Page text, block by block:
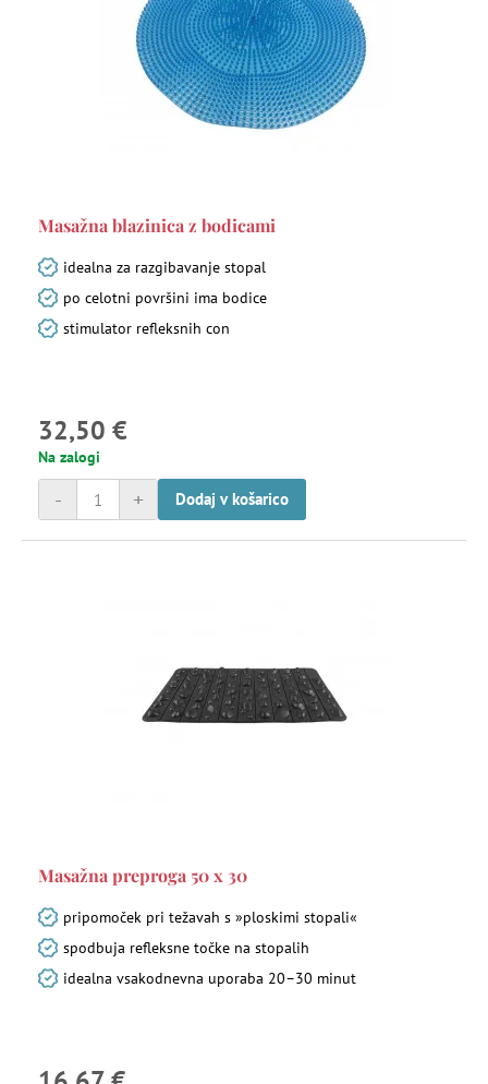
Masažna blazinica z bodicami
idealna za razgibavanje stopal
po celotni površini ima bodice
stimulator refleksnih con
32,50 €
Na zalogi
+
- Dodaj v košarico
Masažna preproga 50 x 30
pripomoček pri težavah s »ploskimi stopali«
spodbuja refleksne točke na stopalih
idealna vsakodnevna uporaba 20–30 minut